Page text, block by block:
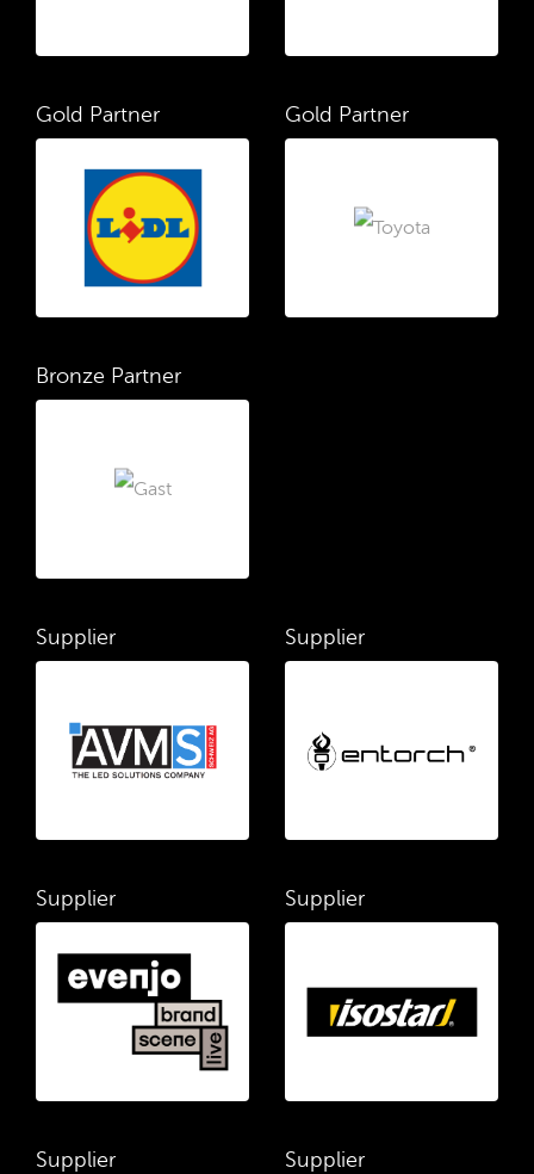
Gold Partner Gold Partner
Bronze Partner
Supplier Supplier
Supplier Supplier
Supplier Supplier